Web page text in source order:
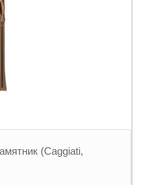
(Caggiati,